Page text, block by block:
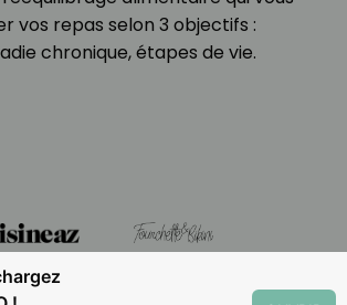
vos repas selon 3 objectifs :
chronique, étapes de vie.